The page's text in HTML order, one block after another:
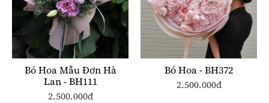
Bó Hoa Mẫu Đơn Hà
Lan - BH111
2.500.000đ
Bó Hoa - BH372
2.500.000đ